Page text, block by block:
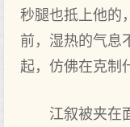
秒腿也抵上他的
前，湿热的气息
起，仿佛在克制
江叙被夹在